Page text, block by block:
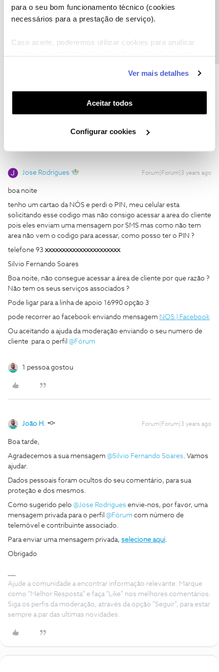
para o seu bom funcionamento técnico (cookies
necessários para a prestação de serviço).
Caso aceite, poderemos utilizar cookies para analisar
funcionalidades (cookies de personalização e
funcionalidade) e adaptar anúncios aos seus interesses
(cookies de publicidade personalizada). Pode gerir a
utilização dos cookies clicando em "Configurar
Ver mais detalhes
Aceitar todos
Configurar cookies
telefone ********
Silvio Fernando Soares
A NÓS tem atendimento pelo watts zap ?
Jose Rodrigues Forum|Forum|3 years ago
boa noite
tenho um cartao da NÓS e perdi o PIN, meu celular esta
solicitando esse codigo mas não consigo acessar a area do cliente
pois eles enviam uma mensagem por SMS mas como não tem
area não vem o codigo para acessar, como posso ter o PIN ?
telefone 93 xxxxxxxxxxxxxxxxxxxxxx
Silvio Fernando Soares
Boa noite, não consegue acessar a área de cliente por que razão ?
Não tem os seus serviços associados ?
Pode ligar para a linha de apoio 16990 opção 3
pode recorrer ao facebook enviando mensagem NOS | Facebook
Ou aceitando a ajuda da moderação enviando o seu numero de
cliente para o perfil @Fórum
1 pessoa gostou
João H. Forum|Forum|3 years ago
Boa tarde,
Agradecemos a sua mensagem @Silvio Fernando Soares. Vamos
ajudar.
Dados pessoais foram ocultos do seu comentário, para sua
proteção e dos mesmos.
Como sugerido pelo @Jose Rodrigues envie-nos, por favor, uma
mensagem privada para o perfil @Fórum com número de
telemóvel e contribuinte associado.
Para enviar uma mensagem privada, selecione aqui.
Obrigado
Ajude a comunidade a encontrar informação relevante. Marque
como "Melhor Resposta" e faça "Like" nos melhores comentários.
Siga os perfis da moderação, através da opção "Seguir", para estar
sempre a par das ultimas novidades.